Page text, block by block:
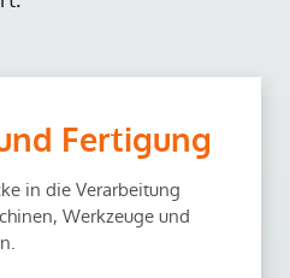
Fertigung
in die Verarbeitung
Werkzeuge und